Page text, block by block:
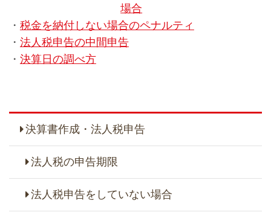
場合
・ 税金を納付しない場合のペナルティ
・ 法人税申告の中間申告
・ 決算日の調べ方
決算書作成・法人税申告
法人税の申告期限
法人税申告をしていない場合